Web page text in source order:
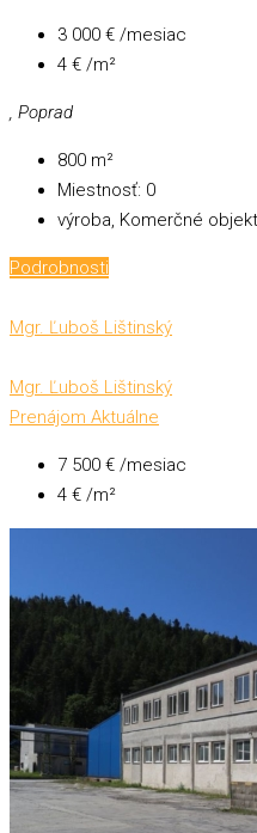
3 000 € /mesiac
4 € /m²
, Poprad
800 m²
Miestnosť: 0
výroba, Komerčné
Podrobnosti
Mgr. Ľuboš Lištinský
Mgr. Ľuboš Lištinský
Prenájom Aktuálne
7 500 € /mesiac
4 € /m²